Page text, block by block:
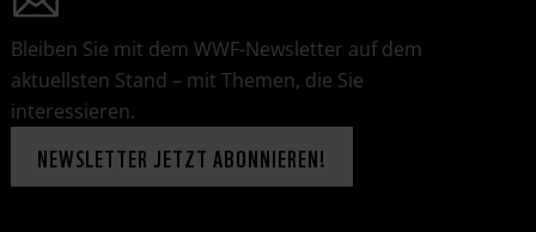
Bleiben Sie mit dem WWF-Newsletter auf dem
aktuellsten Stand – mit Themen, die Sie
interessieren.
NEWSLETTER JETZT ABONNIEREN!